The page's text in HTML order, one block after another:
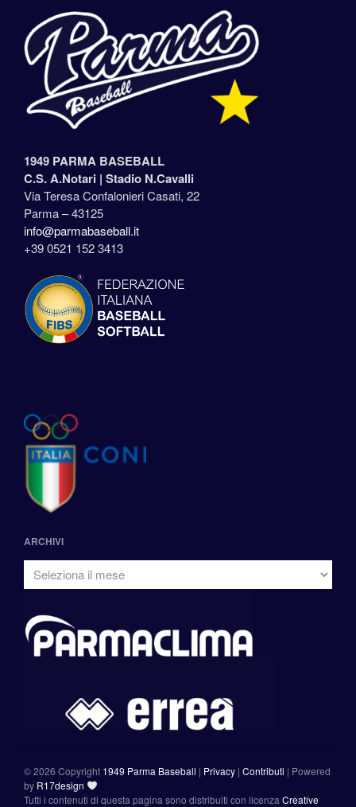
1949 PARMA BASEBALL
C.S. A.Notari | Stadio N.Cavalli
Via Teresa Confalonieri Casati, 22
Parma – 43125
info@parmabaseball.it
+39 0521 152 3413
ARCHIVI
©2026 Copyright 1949 Parma Baseball | Privacy | Contributi | Powered
by R17design
Tutti i contenuti di questa pagina sono distribuiti con licenza Creative